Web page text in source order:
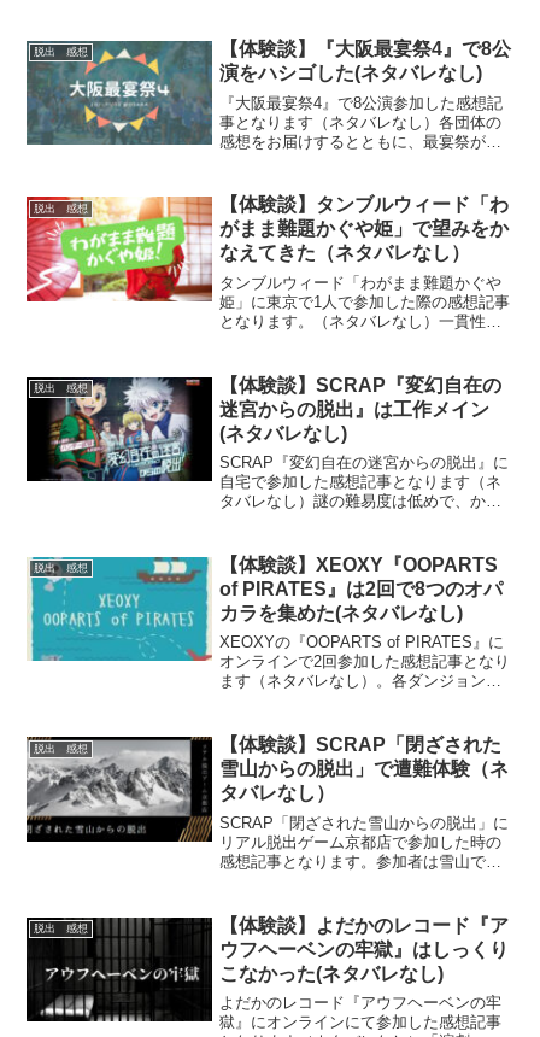
脱出 感想
【体験談】『大阪最宴祭4​』で8公
演をハシゴした(ネタバレなし)
『大阪最宴祭4​』で8公演参加した感想記
事となります（ネタバレなし）各団体の
感想をお届けするとともに、最宴祭がも
め、各公演の感想は簡易記事となりま
す。
脱出 感想
【体験談】タンブルウィード「わ
がまま難題かぐや姫」で望みをか
なえてきた（ネタバレなし）
タンブルウィード「わがまま難題かぐや
姫」に東京で1人で参加した際の感想記事
となります。（ネタバレなし）一貫性の
できる公演の紹介記事です。
脱出 感想
【体験談】SCRAP『変幻自在の
迷宮からの脱出』は工作メイン
(ネタバレなし)
SCRAP『変幻自在の迷宮からの脱出』に
自宅で参加した感想記事となります（ネ
タバレなし）謎の難易度は低めで、かな
イメージを知りたい方にお勧めの記事で
す。
脱出 感想
【体験談】XEOXY『​OOPARTS
of PIRATES』は2回で8つのオパ
カラを集めた(ネタバレなし)
XEOXYの『OOPARTS of PIRATES』に
オンラインで2回参加した感想記事となり
ます（ネタバレなし）。各ダンジョンが
方にお勧めの記事です。
脱出 感想
【体験談】SCRAP「閉ざされた
雪山からの脱出」で遭難体験（ネ
タバレなし）
SCRAP「閉ざされた雪山からの脱出」に
リアル脱出ゲーム京都店で参加した時の
感想記事となります。参加者は雪山で遭
す。雰囲気を知りたい方にお勧めの記事
です。
脱出 感想
【体験談】よだかのレコード『​ア
ウフヘーベンの牢獄』はしっくり
こなかった(ネタバレなし)
よだかのレコード『​アウフヘーベンの牢
獄』にオンラインにて参加した感想記事